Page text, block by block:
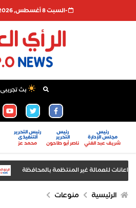
-السبت 8 أغسطس, 2026
بث تجريبى
رئيس
مجلس الإدارة
شريف عبد الغني
رئيس
التحرير
ناصر أبو طاحون
رئيس التحرير
التنفيذى
محمد عز
الرئيسية منوعات